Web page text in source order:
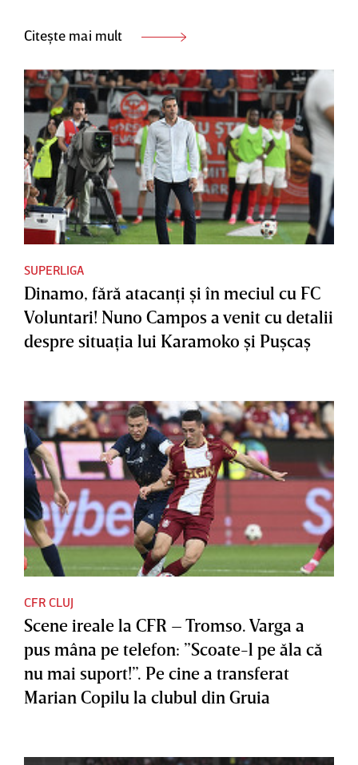
Citește mai mult
SUPERLIGA
Dinamo, fără atacanţi şi în meciul cu FC
Voluntari! Nuno Campos a venit cu detalii
despre situaţia lui Karamoko şi Puşcaş
CFR CLUJ
Scene ireale la CFR – Tromso. Varga a
pus mâna pe telefon: ”Scoate-l pe ăla că
nu mai suport!”. Pe cine a transferat
Marian Copilu la clubul din Gruia